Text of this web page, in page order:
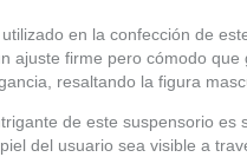
en la confección de
ajuste firme pero cómodo
resaltando la figura
de este suspensorio
del usuario sea visible a